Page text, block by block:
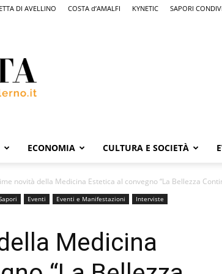
DI AVELLINO COSTA d’AMALFI KYNETIC SAPORI
ECONOMIA CULTURA E SOCIETÀ
novità della Medicina Estetica al convegno “La Bellezza
Eventi Eventi e Manifestazioni
Interviste
Medicina